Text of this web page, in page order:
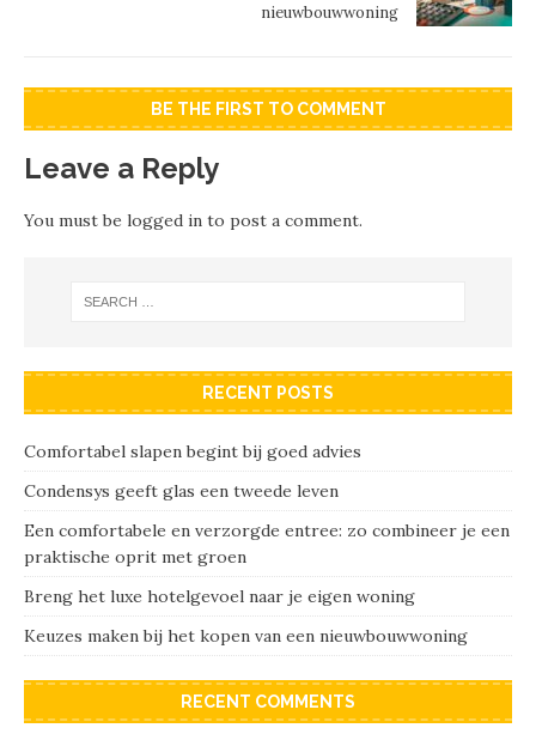
nieuwbouwwoning
BE THE FIRST TO COMMENT
Leave a Reply
You must be logged in to post a comment.
RECENT POSTS
Comfortabel slapen begint bij goed advies
Condensys geeft glas een tweede leven
Een comfortabele en verzorgde entree: zo combineer je een
praktische oprit met groen
Breng het luxe hotelgevoel naar je eigen woning
Keuzes maken bij het kopen van een nieuwbouwwoning
RECENT COMMENTS